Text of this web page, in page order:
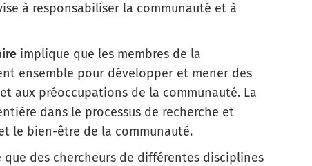
à responsabiliser la communauté et à
implique que les membres de la
ensemble pour développer et mener des
aux préoccupations de la communauté. La
dans le processus de recherche et
le bien-être de la communauté.
que des chercheurs de différentes disciplines